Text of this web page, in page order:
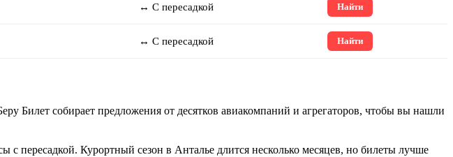
↔ С пересадкой Найти
↔ С пересадкой Найти
Билет собирает предложения от десятков авиакомпаний и агрегаторов, чтобы вы нашли
пересадкой. Курортный сезон в Анталье длится несколько месяцев, но билеты лучше